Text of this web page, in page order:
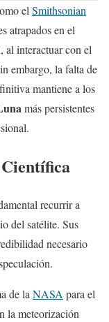
elSmithsonian
atrapados en el
al interactuar con el
embargo, la falta de
mantiene a los
más persistentes
recurrir a
del satélite. Sus
necesario
de la NASA para el
la meteorización